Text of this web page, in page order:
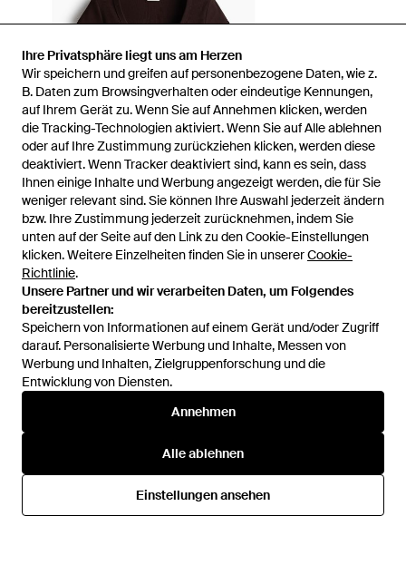
Ihre Privatsphäre liegt uns am Herzen
Wir speichern und greifen auf personenbezogene Daten, wie z.
B. Daten zum Browsingverhalten oder eindeutige Kennungen,
auf Ihrem Gerät zu. Wenn Sie auf Annehmen klicken, werden
die Tracking-Technologien aktiviert. Wenn Sie auf Alle ablehnen
oder auf Ihre Zustimmung zurückziehen klicken, werden diese
deaktiviert. Wenn Tracker deaktiviert sind, kann es sein, dass
Ihnen einige Inhalte und Werbung angezeigt werden, die für Sie
weniger relevant sind. Sie können Ihre Auswahl jederzeit ändern
bzw. Ihre Zustimmung jederzeit zurücknehmen, indem Sie
unten auf der Seite auf den Link zu den Cookie-Einstellungen
klicken. Weitere Einzelheiten finden Sie in unsererCookie-
Richtlinie.
Unsere Partner und wir verarbeiten Daten, um Folgendes
bereitzustellen:
Speichern von Informationen auf einem Gerät und/oder Zugriff
darauf. Personalisierte Werbung und Inhalte, Messen von
Werbung und Inhalten, Zielgruppenforschung und die
Entwicklung von Diensten.
Annehmen
Alle ablehnen
Einstellungen ansehen
1
Zuvor verkauft bei:
Hilfe und Informationen